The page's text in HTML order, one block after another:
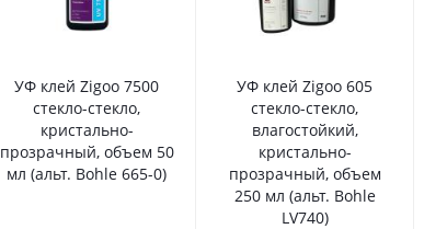
УФ клей Zigoo 7500
стекло-стекло,
кристально-
прозрачный, объем 50
мл (альт. Bohle 665-0)
УФ клей Zigoo 605
стекло-стекло,
влагостойкий,
кристально-
прозрачный, объем
250 мл (альт. Bohle
LV740)